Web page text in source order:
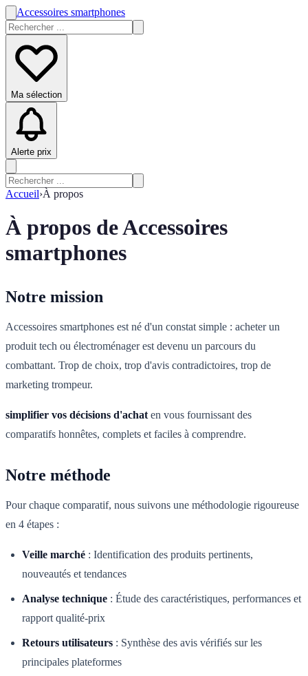
Accessoires smartphones
Ma sélection
Alerte prix
Accueil›À propos
À propos de Accessoires
smartphones
Notre mission
Accessoires smartphones est né d'un constat simple : acheter un
produit tech ou électroménager est devenu un parcours du
combattant. Trop de choix, trop d'avis contradictoires, trop de
marketing trompeur.
simplifier vos décisions d'achat en vous fournissant des
comparatifs honnêtes, complets et faciles à comprendre.
Notre méthode
Pour chaque comparatif, nous suivons une méthodologie rigoureuse
en 4 étapes :
Veille marché : Identification des produits pertinents,
nouveautés et tendances
Analyse technique : Étude des caractéristiques, performances et
rapport qualité-prix
Retours utilisateurs : Synthèse des avis vérifiés sur les
principales plateformes